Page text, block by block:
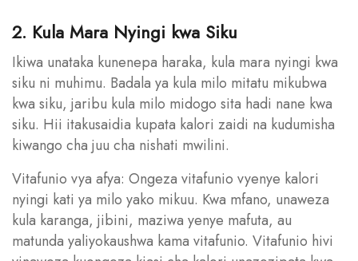
2. Kula Mara Nyingi kwa Siku
Ikiwa unataka kunenepa haraka, kula mara nyingi kwa
siku ni muhimu. Badala ya kula milo mitatu mikubwa
kwa siku, jaribu kula milo midogo sita hadi nane kwa
siku. Hii itakusaidia kupata kalori zaidi na kudumisha
kiwango cha juu cha nishati mwilini.
Vitafunio vya afya: Ongeza vitafunio vyenye kalori
nyingi kati ya milo yako mikuu. Kwa mfano, unaweza
kula karanga, jibini, maziwa yenye mafuta, au
matunda yaliyokaushwa kama vitafunio. Vitafunio hivi